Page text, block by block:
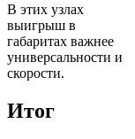
В этих узлах
выигрыш в
габаритах важнее
универсальности и
скорости.
Итог